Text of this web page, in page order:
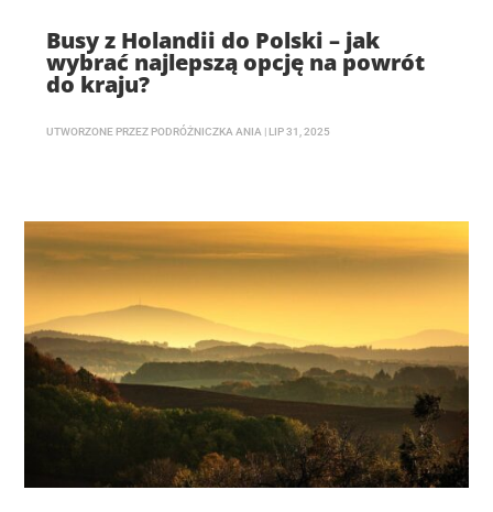
Busy z Holandii do Polski – jak
wybrać najlepszą opcję na powrót
do kraju?
UTWORZONE PRZEZ PODRÓŻNICZKA ANIA LIP 31, 2025